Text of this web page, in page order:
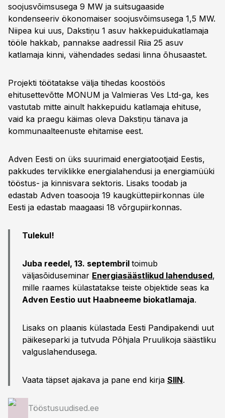
soojusvõimsusega 9 MW ja suitsugaaside
kondenseeriv ökonomaiser soojusvõimsusega 1,5 MW.
Niipea kui uus, Dakstiņu 1 asuv hakkepuidukatlamaja
tööle hakkab, pannakse aadressil Riia 25 asuv
katlamaja kinni, vähendades sedasi linna õhusaastet.
Projekti töötatakse välja tihedas koostöös
ehitusettevõtte MONUM ja Valmieras Ves Ltd-ga, kes
vastutab mitte ainult hakkepuidu katlamaja ehituse,
vaid ka praegu käimas oleva Dakstiņu tänava ja
kommunaalteenuste ehitamise eest.
Adven Eesti on üks suurimaid energiatootjaid Eestis,
pakkudes terviklikke energialahendusi ja energiamüüki
tööstus- ja kinnisvara sektoris. Lisaks toodab ja
edastab Adven toasooja 19 kaugküttepiirkonnas üle
Eesti ja edastab maagaasi 18 võrgupiirkonnas.
Tulekul!
Juba reedel, 13. septembril toimub
väljasõiduseminar Energiasäästlikud lahendused,
mille raames külastatakse teiste objektide seas ka
Adven Eestio uut Haabneeme biokatlamaja.
Lisaks on plaanis külastada Eesti Pandipakendi uut
päikeseparki ja tutvuda Põhjala Pruulikoja säästliku
valguslahendusega.
Vaata täpset ajakava ja pane end kirja SIIN.
Tööstusuudised.ee